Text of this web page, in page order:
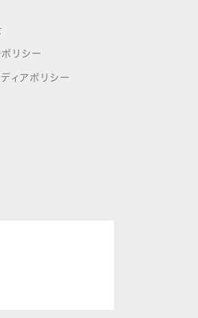
リシー
ィアポリシー